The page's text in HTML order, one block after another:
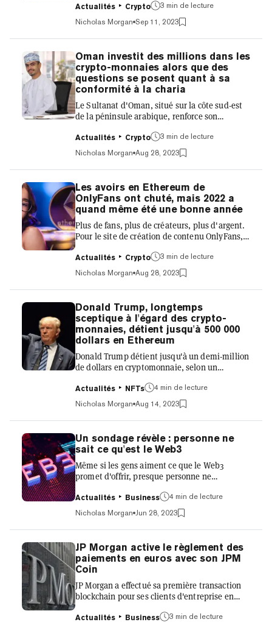
utilisateurs qui ont suivi un lien corrompu
publié sur son fil d'actualité. Le piratage a été
détecté pour la première fois samedi lorsqu'un
message est apparu sur le post de Buterin
annonçant le lancement d'un ensemble de
jetons non fongibles (NFT) commémoratifs du
fournisseur de logiciels Consensys. Ce lien
malveillant - qui aurait pu être montré à bon
nombre de ses 4,...
Actualités Crypto
3 min de lecture
Nicholas Morgan Sep 11, 2023
Oman investit des millions dans les
crypto-monnaies alors que des
questions se posent quant à sa
conformité à la charia
Le Sultanat d'Oman, situé sur la côte sud-est
de la péninsule arabique, renforce son
récente série d'investissements de plusieurs
millions ce mois-ci. Cette nation d'Asie de
l'Ouest poursuit une stratégie visant à en faire
un pôle numérique dans une région de plus en
plus compétitive. En août, le gouvernement
omanais a annoncé près de 800 millions de
dollars d'investissements supplémentaires
dans les opérations de minage de
cryptomonnaies. Le 23 août, un a...
Actualités Crypto
3 min de lecture
Nicholas Morgan Aug 28, 2023
Les avoirs en Ethereum de
OnlyFans ont chuté, mais 2022 a
quand même été une bonne année
Plus de fans, plus de créateurs, plus d'argent.
Pour le site de création de contenu OnlyFans,
Ethereum ? Peut-être pas autant. Pendant le
week-end, Crypto Twitter s'est concentré sur
un état financier soumis par la société mère de
OnlyFans, « Au cours de cette année, le groupe
a diversifié une partie de son fonds de
roulement en une crypto-monnaie - ETH ou
Ethereum », a déclaré la société dans une
déclaration stratégique qui ouvre le document
de 48 pages. «...
Actualités Crypto
3 min de lecture
Nicholas Morgan Aug 28, 2023
Donald Trump, longtemps
sceptique à l'égard des crypto-
monnaies, détient jusqu'à 500 000
dollars en Ethereum
Donald Trump détient jusqu'à un demi-million
de dollars en cryptomonnaie, selon un
récemment publié et soumis à une agence
fédérale d'éthique. Un dépôt soumis au
Bureau de l'éthique gouvernementale incluait
une liste d'actifs et d'autres sources de
revenus appartenant à l'ancien président. Sur
une ligne à l'avant-dernière entrée du
formulaire de 82 pages, il est mentionné un
«portefeuille de cryptomonnaie (Ethereum)»
d'une valeur comprise entre 250 000 et 500...
Actualités NFTs
4 min de lecture
Nicholas Morgan Aug 14, 2023
Un sondage révèle : personne ne
sait ce qu'est le Web3
Même si les gens aiment ce que le Web3
promet d'offrir, presque personne ne
une enquête récente menée par la société de
sondages YouGov en collaboration avec la
société de logiciels Ethereum Consensys, des
personnes du monde entier ont été interrogées
sur leur connaissance des technologies
émergentes, leur opinion sur l'état de
l'économie d'Internet et les valeurs qu'elles
privilégient en ligne. Ce qu'elle a découvert,
c'est que peu de personnes ont u...
Actualités Business
4 min de lecture
Nicholas Morgan Jun 28, 2023
JP Morgan active le règlement des
paiements en euros avec son JPM
Coin
JP Morgan a effectué sa première transaction
blockchain pour ses clients d'entreprise en
transaction JPM Coin a été effectuée par
Actualités Business
3 min de lecture